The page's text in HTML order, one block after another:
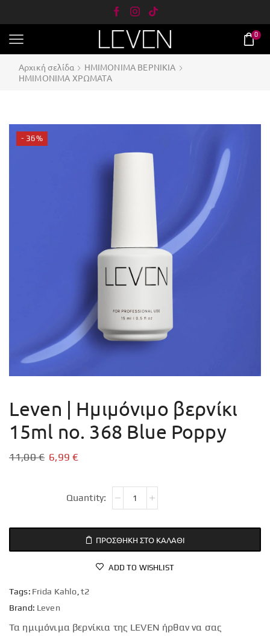
0
Αρχική σελίδα
ΗΜΙΜΟΝΙΜΑ ΒΕΡΝΙΚΙΑ
ΗΜΙΜΟΝΙΜΑ ΧΡΩΜΑΤΑ
- 36%
Leven | Ημιμόνιμο βερνίκι
15ml no. 368 Blue Poppy
11,00€ 6,99€
ΠΡΟΣΘΉΚΗ ΣΤΟ ΚΑΛΆΘΙ
ADD TO WISHLIST
Tags: Frida Kahlo t2
Brand: Leven
Τα ημιμόνιμα βερνίκια της LEVEN ήρθαν να σας